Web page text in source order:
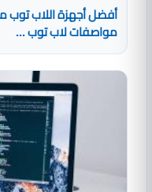
مواصفات لاب توب ...